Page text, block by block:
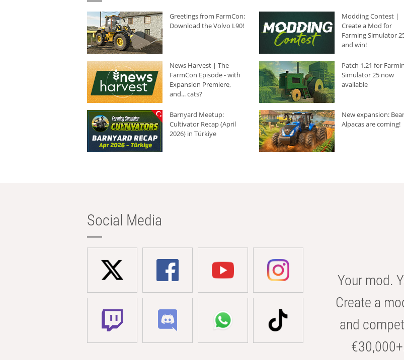
Greetings from FarmCon:
Download the Volvo L90!
Modding Contest |
Create a Mod for
Farming Simulator
and win!
News Harvest | The
FarmCon Episode - with
Expansion Premiere,
and... cats?
Patch 1.21 for
Simulator 25 now
available
Barnyard Meetup:
Cultivator Recap (April
2026) in Türkiye
New expansion:
Alpacas are coming!
Social Media
Your mod.
Create a
and